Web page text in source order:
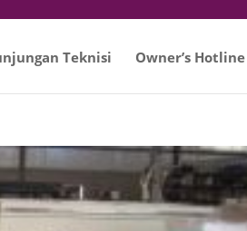
Teknisi Owner’s Hotline